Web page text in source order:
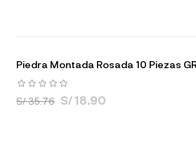
Piedra Montada Rosada 10 Piezas
S/ 35.76 S/ 18.90